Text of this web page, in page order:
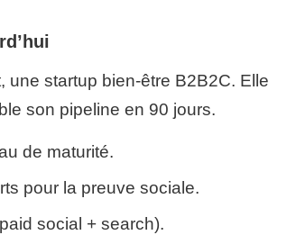
une startup bien-être B2B2C. Elle
son pipeline en 90 jours.
de maturité.
pour la preuve sociale.
social + search).